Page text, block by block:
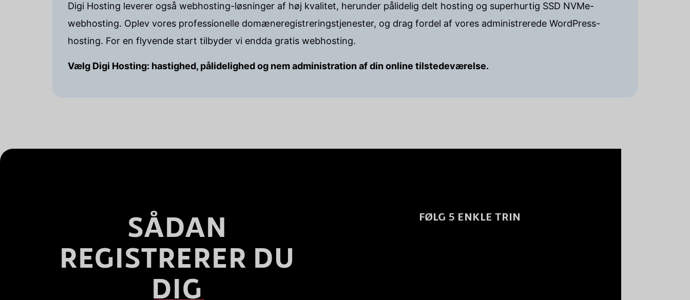
Digi Hosting leverer også webhosting-løsninger af høj kvalitet, herunder pålidelig delt hosting og superhurtig SSD NVMe-
webhosting. Oplev vores professionelle domæneregistreringstjenester, og drag fordel af vores administrerede WordPress-
hosting. For en flyvende start tilbyder vi endda gratis webhosting.
Vælg Digi Hosting: hastighed, pålidelighed og nem administration af din online tilstedeværelse.
SÅDAN
REGISTRERER DU
DIG
FØLG 5 ENKLE TRIN